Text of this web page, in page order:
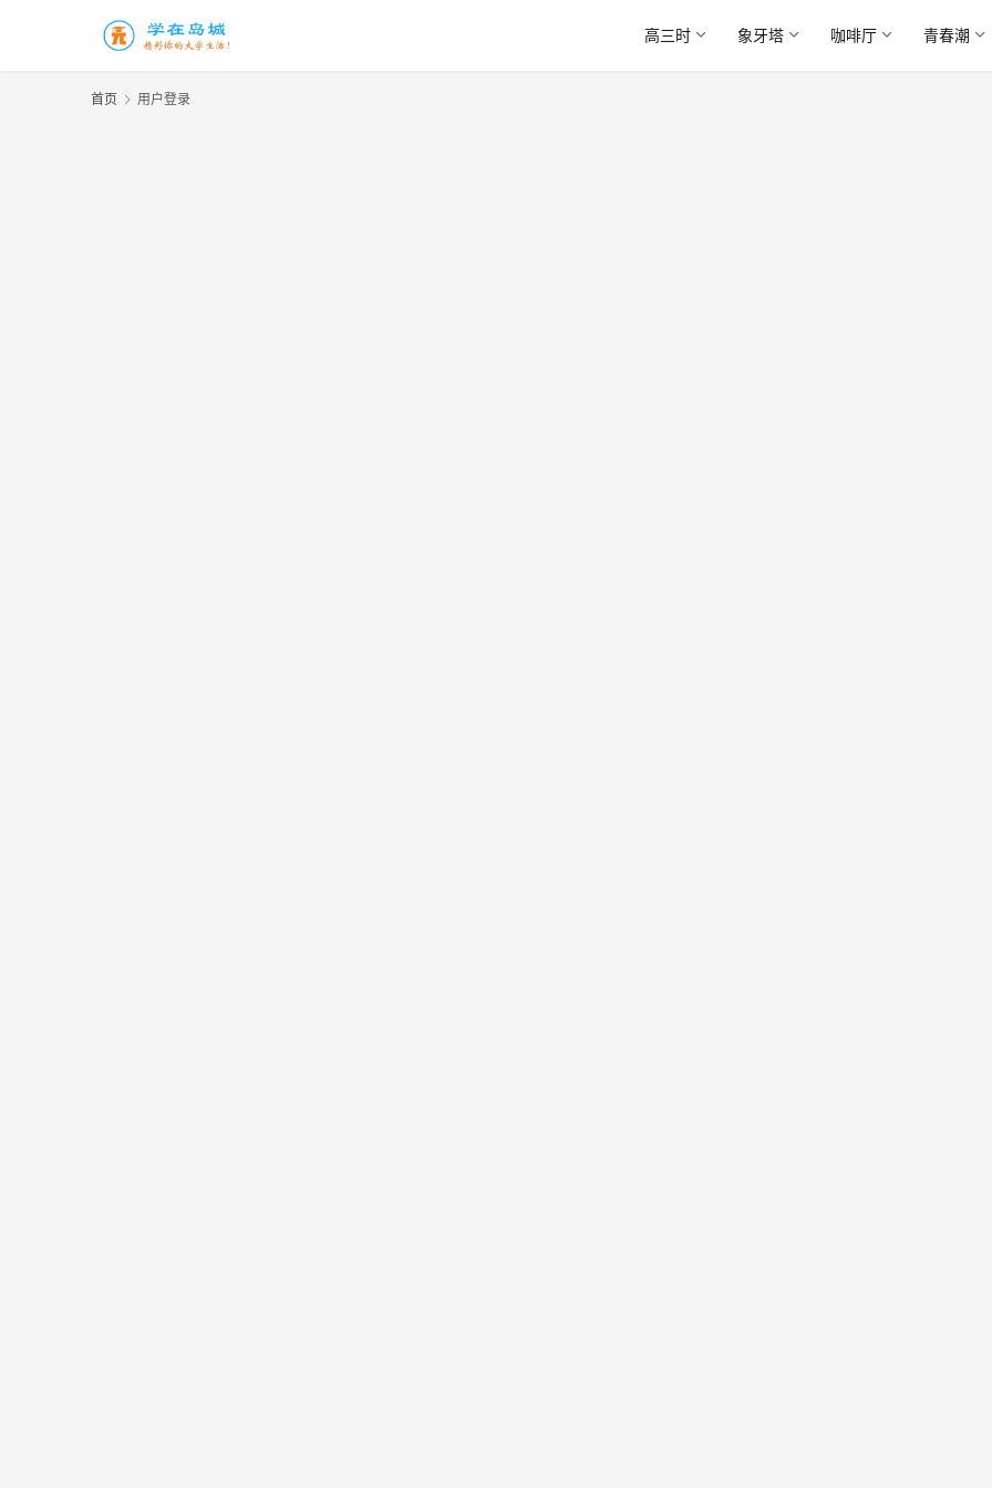
高三时 象牙塔 咖啡厅 青春潮
首页 用户登录